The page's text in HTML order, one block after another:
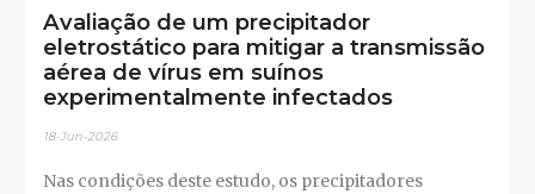
Avaliação de um precipitador
eletrostático para mitigar a transmissão
aérea de vírus em suínos
experimentalmente infectados
18-Jun-2026
Nas condições deste estudo, os precipitadores